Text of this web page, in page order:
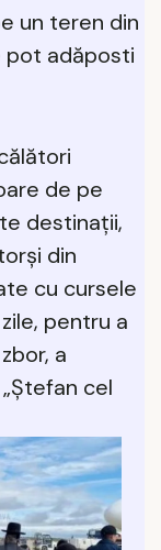
un teren din
pot adăposti
de pe
destinaţii,
din
cu cursele
pentru a
a
cel